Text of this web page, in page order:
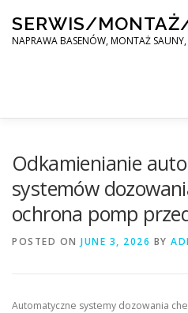
content
SERWIS/
NAPRAWA BASENÓW, MONTAŻ SAUNY,
MONTAŻ SAUNY, SPA,
Odkamienianie
systemów
ochrona pomp
POSTED ON JUNE 3, 2026 BY
Automatyczne systemy dozowania